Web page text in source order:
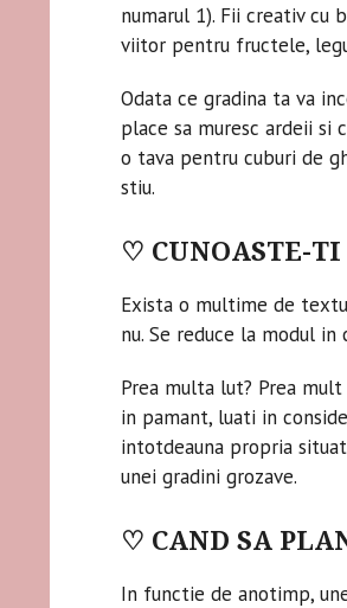
numarul 1). Fii creativ
viitor pentru fructele,
Odata ce gradina ta va
place sa muresc ardeii
o tava pentru cuburi de
stiu.
♡ CUNOASTE-TI
Exista o multime de
nu. Se reduce la modul
Prea multa lut? Prea
in pamant, luati in
intotdeauna propria
unei gradini grozave.
♡ CAND SA
In functie de anotimp,